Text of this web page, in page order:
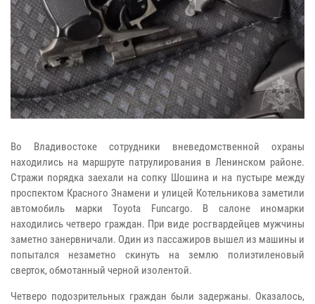
Во Владивостоке сотрудники вневедомственной охраны
находились на маршруте патрулирования в Ленинском районе.
Стражи порядка заехали на сопку Шошина и на пустыре между
проспектом Красного Знамени и улицей Котельникова заметили
автомобиль марки Toyota Funсargo. В салоне иномарки
находились четверо граждан. При виде росгвардейцев мужчины
заметно занервничали. Один из пассажиров вышел из машины и
попытался незаметно скинуть на землю полиэтиленовый
сверток, обмотанный черной изолентой.
Четверо подозрительных граждан были задержаны. Оказалось,